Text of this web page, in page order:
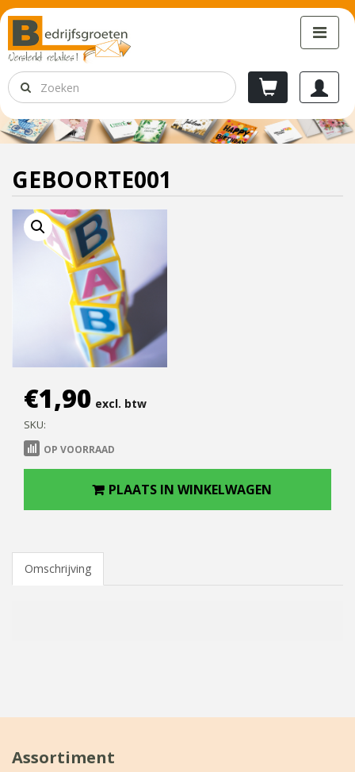
GEBOORTE001
€1,90 excl. btw
SKU:
OP VOORRAAD
PLAATS IN WINKELWAGEN
Omschrijving
Assortiment